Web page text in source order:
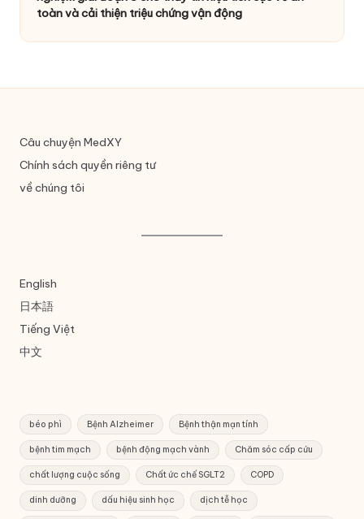
toàn và cải thiện triệu chứng vận động
Câu chuyện MedXY
Chính sách quyền riêng tư
về chúng tôi
English
日本語
Tiếng Việt
中文
béo phì Bệnh Alzheimer Bệnh thận mạn tính
bệnh tim mạch bệnh động mạch vành Chăm sóc cấp cứu
chất lượng cuộc sống Chất ức chế SGLT2 COPD
dinh dưỡng dấu hiệu sinh học dịch tễ học